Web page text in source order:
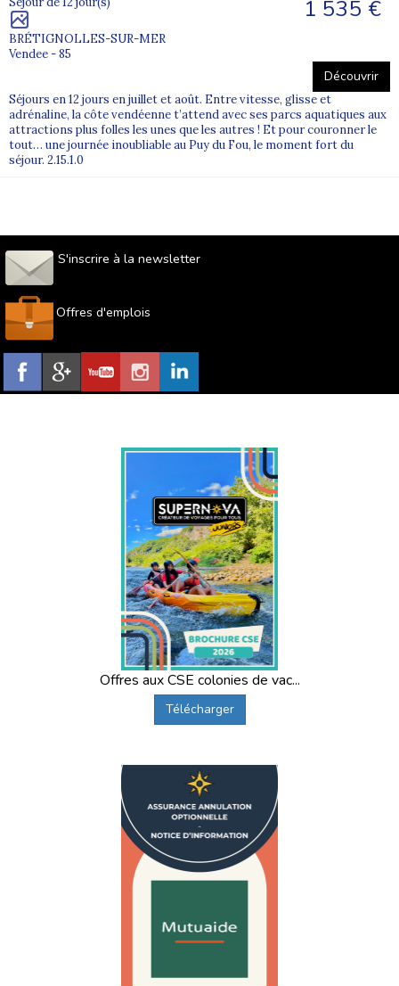
BRÉTIGNOLLES-SUR-MER
Vendee - 85
1 535 €
Découvrir
Séjours en 12 jours en juillet et août. Entre vitesse, glisse et
adrénaline, la côte vendéenne t’attend avec ses parcs aquatiques aux
attractions plus folles les unes que les autres ! Et pour couronner le
tout… une journée inoubliable au Puy du Fou, le moment fort du
séjour. 2.15.1.0
S'inscrire à la newsletter
Offres d'emplois
Offres aux CSE colonies de vac...
Télécharger